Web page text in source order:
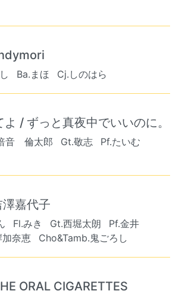
Ba.まほ Cj.しのはら
/ ずっと真夜中でいいのに。
音 倫太郎 Gt.敬志
Pf.たいむ
嘉代子
Fl.みき Gt.西堀太朗
Pf.金井
加奈恵 Cho&Tamb.鬼ごろし
ORAL CIGARETTES